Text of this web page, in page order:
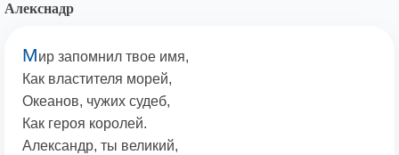
Алекснадр
Мир запомнил твое имя,
Как властителя морей,
Океанов, чужих судеб,
Как героя королей.
Александр, ты великий,